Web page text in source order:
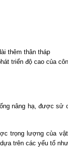
thêm thân tháp
triển độ cao của
nâng hạ, được sử
trọng lượng của
trên các yếu tố